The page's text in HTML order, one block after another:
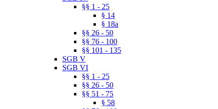
§§ 1 - 25
§ 14
§ 18a
§§ 26 - 50
§§ 76 - 100
§§ 101 - 135
SGB V
SGB VI
§§ 1 - 25
§§ 26 - 50
§§ 51 - 75
§ 58